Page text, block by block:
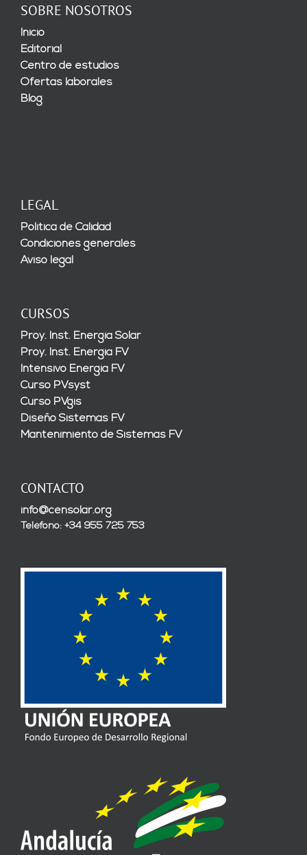
SOBRE NOSOTROS
Inicio
Editorial
Centro de estudios
Ofertas laborales
Blog
LEGAL
Política de Calidad
Condiciones generales
Aviso legal
CURSOS
Proy. Inst. Energía Solar
Proy. Inst. Energía FV
Intensivo Energía FV
Curso PVsyst
Curso PVgis
Diseño Sistemas FV
Mantenimiento de Sistemas FV
CONTACTO
info@censolar.org
Teléfono: +34 955 725 753